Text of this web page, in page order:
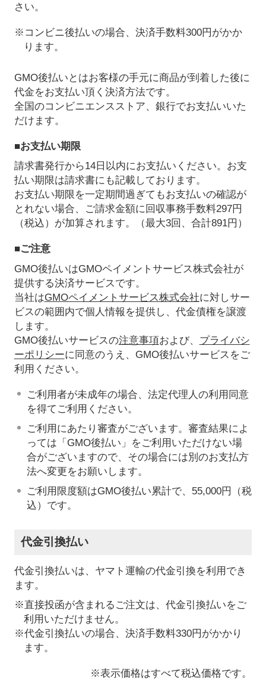
さい。
※コンビニ後払いの場合、決済手数料300円がかか
ります。
GMO後払いとはお客様の手元に商品が到着した後に
代金をお支払い頂く決済方法です。
全国のコンビニエンスストア、銀行でお支払いいた
だけます。
■お支払い期限
請求書発行から14日以内にお支払いください。お支
払い期限は請求書にも記載しております。
お支払い期限を一定期間過ぎてもお支払いの確認が
とれない場合、ご請求金額に回収事務手数料297円
（税込）が加算されます。（最大3回、合計891円）
■ご注意
GMO後払いはGMOペイメントサービス株式会社が
提供する決済サービスです。
当社はGMOペイメントサービス株式会社に対しサー
ビスの範囲内で個人情報を提供し、代金債権を譲渡
します。
GMO後払いサービスの注意事項および、 プライバシ
ーポリシーに同意のうえ、GMO後払いサービスをご
利用ください。
ご利用者が未成年の場合、法定代理人の利用同意
を得てご利用ください。
ご利用にあたり審査がございます。審査結果によ
っては「GMO後払い」をご利用いただけない場
合がございますので、その場合には別のお支払方
法へ変更をお願いします。
ご利用限度額はGMO後払い累計で、55,000円（税
込）です。
代金引換払い
代金引換払いは、ヤマト運輸の代金引換を利用でき
ます。
※直接投函が含まれるご注文は、代金引換払いをご
利用いただけません。
※代金引換払いの場合、決済手数料330円がかかり
ます。
※表示価格はすべて税込価格です。